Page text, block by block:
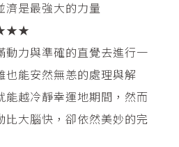
濟是最強大的力量
動力與準確的直覺去進行一
也能安然無恙的處理與解
能越冷靜幸運地期間，然而
比大腦快，卻依然美妙的完